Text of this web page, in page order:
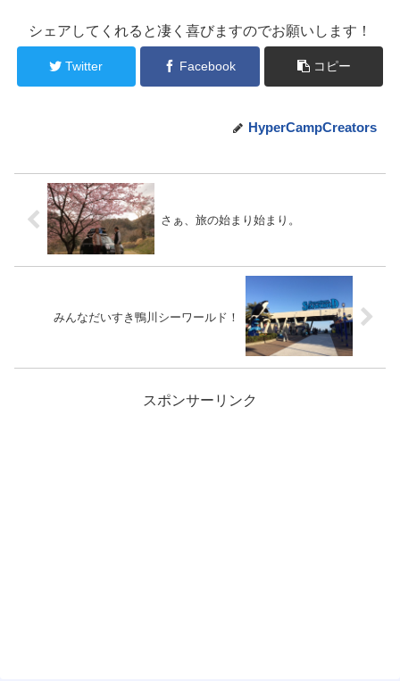
シェアしてくれると凄く喜びますのでお願いします！
Twitter Facebook コピー
HyperCampCreators
さぁ、旅の始まり始まり。
みんなだいすき鴨川シーワールド！
スポンサーリンク